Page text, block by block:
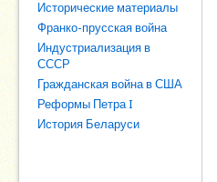
Исторические материалы
Франко-прусская война
Индустриализация в
СССР
Гражданская война в США
Реформы Петра I
История Беларуси